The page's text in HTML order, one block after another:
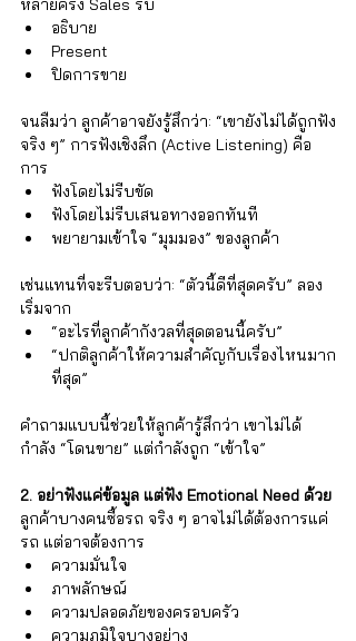
หลายครั้ง Sales รีบ
อธิบาย
Present
ปิดการขาย
จนลืมว่า ลูกค้าอาจยังรู้สึกว่า: “เขายังไม่ได้ถูกฟัง
จริง ๆ” การฟังเชิงลึก (Active Listening) คือ
การ
ฟังโดยไม่รีบขัด
ฟังโดยไม่รีบเสนอทางออกทันที
พยายามเข้าใจ “มุมมอง” ของลูกค้า
เช่นแทนที่จะรีบตอบว่า: “ตัวนี้ดีที่สุดครับ” ลอง
เริ่มจาก
“อะไรที่ลูกค้ากังวลที่สุดตอนนี้ครับ”
“ปกติลูกค้าให้ความสำคัญกับเรื่องไหนมาก
ที่สุด”
คำถามแบบนี้ช่วยให้ลูกค้ารู้สึกว่า เขาไม่ได้
กำลัง “โดนขาย” แต่กำลังถูก “เข้าใจ”
2. อย่าฟังแค่ข้อมูล แต่ฟัง Emotional Need ด้วย
ลูกค้าบางคนซื้อรถ จริง ๆ อาจไม่ได้ต้องการแค่
รถ แต่อาจต้องการ
ความมั่นใจ
ภาพลักษณ์
ความปลอดภัยของครอบครัว
ความภูมิใจบางอย่าง